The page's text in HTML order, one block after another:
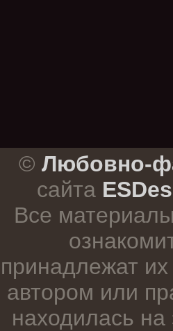
© Любовно-
сайта
Все
принадлежат
автором или
находилась